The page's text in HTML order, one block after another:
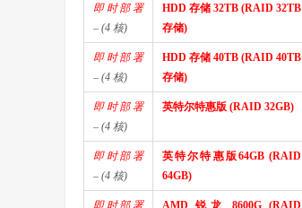
即时部署
– (4 核)
HDD 存储 32TB (RAID 32TB
存储)
即时部署
– (4 核)
HDD 存储 40TB (RAID 40TB
存储)
即时部署
– (4 核)
英特尔特惠版 (RAID 32GB)
即时部署
– (4 核)
英特尔特惠版64GB (RAID
64GB)
即时部署
AMD 锐龙 8600G (RAID